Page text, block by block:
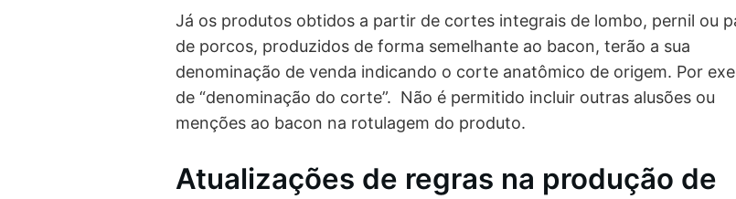
Já os produtos obtidos a partir de cortes integrais de lombo, pernil ou
de porcos, produzidos de forma semelhante ao bacon, terão a sua
denominação de venda indicando o corte anatômico de origem. Por
de “denominação do corte”. Não é permitido incluir outras alusões ou
menções ao bacon na rotulagem do produto.
Atualizações de regras na produção de